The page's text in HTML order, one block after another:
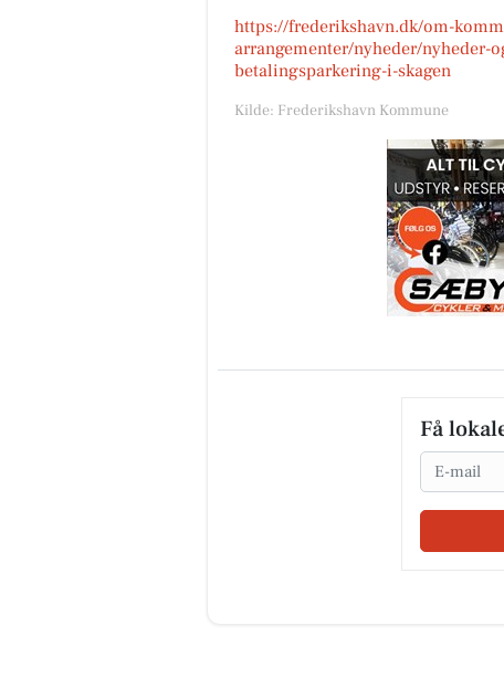
https://frederikshavn.dk/om-
arrangementer/nyheder/nyheder-
betalingsparkering-i-skagen
Kilde: Frederikshavn Kommune
Få
Email
Nybolig Sæby A/S
🍃 ÅBENT HUS MED
- HYGGE TÆT PÅ NATUREN 🍃
Vo...